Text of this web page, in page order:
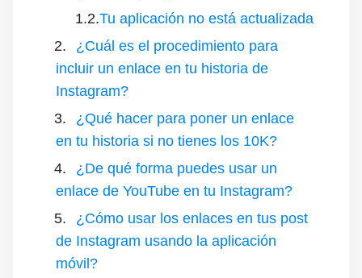
Tu aplicación no está actualizada
¿Cuál es el procedimiento para
incluir un enlace en tu historia de
Instagram?
¿Qué hacer para poner un enlace
en tu historia si no tienes los 10K?
¿De qué forma puedes usar un
enlace de YouTube en tu Instagram?
¿Cómo usar los enlaces en tus post
de Instagram usando la aplicación
móvil?